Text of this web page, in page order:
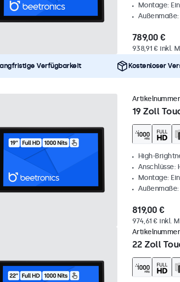
Montage:
Außenmaße:
789,00 €
938,91 € inkl.
Verfügbarkeit Kostenloser
19 Zoll
High-
Anschlüsse:
Montage:
819,00 €
974,61 € inkl.
22 Zoll